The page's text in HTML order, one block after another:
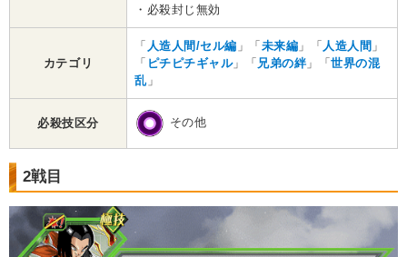
・必殺封じ無効
カテゴリ
「 人造人間/セル編 」「 未来編 」「 人造人間 」
「 ピチピチギャル」「 兄弟の絆 」「世界の混
乱 」
必殺技区分 その他
2戦目